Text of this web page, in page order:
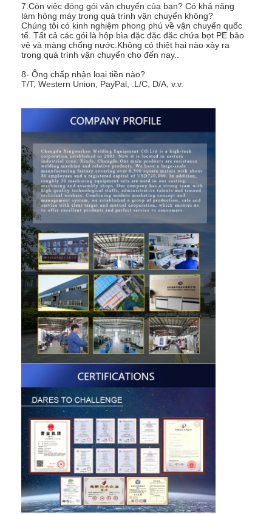
7.Còn việc đóng gói vận chuyển của bạn? Có khả năng
làm hỏng máy trong quá trình vận chuyển không?
Chúng tôi có kinh nghiệm phong phú về vận chuyển quốc
tế. Tất cả các gói là hộp bìa đặc đặc đặc chứa bọt PE bảo
vệ và màng chống nước.Không có thiệt hại nào xảy ra
trong quá trình vận chuyển cho đến nay..
8- Ông chấp nhận loại tiền nào?
T/T, Western Union, PayPal, .L/C, D/A, v.v.